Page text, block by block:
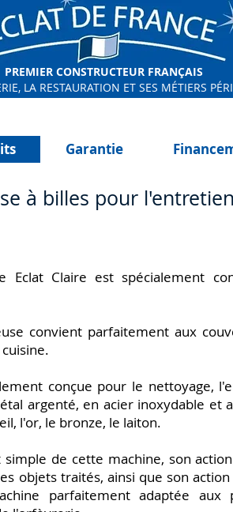
PREMIER CONSTRUCTEUR FRANÇAIS
LA RESTAURATION ET SES MÉTIERS
Garantie
à billes pour
Eclat Claire est spécialement
convient parfaitement aux
conçue pour le nettoyage,
argenté, en acier inoxydable et
l'or, le bronze, le laiton.
de cette machine, son
objets traités, ainsi que son
parfaitement adaptée aux